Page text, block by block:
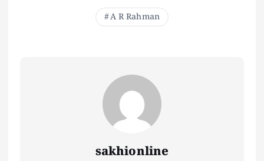
A R Rahman
sakhionline